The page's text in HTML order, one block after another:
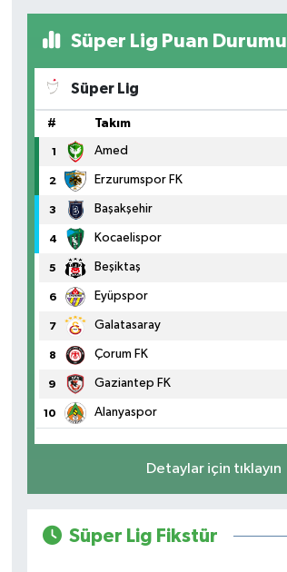
Süper Lig Puan Durumu
Süper Lig
# Takım
1 Amed
2 Erzurumspor FK
3 Başakşehir
4 Kocaelispor
5 Beşiktaş
6 Eyüpspor
7 Galatasaray
8 Çorum FK
9 Gaziantep FK
10 Alanyaspor
Detaylar için tıklayın
Süper Lig Fikstür